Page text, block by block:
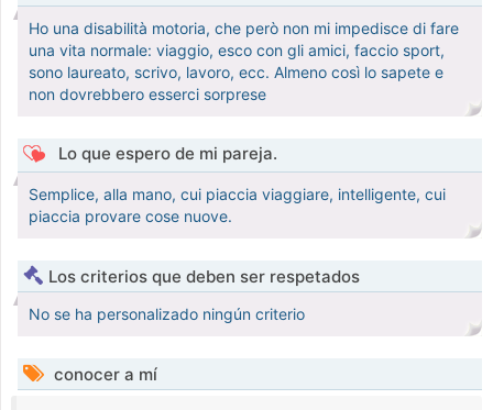
Ho una disabilità motoria, che però non mi impedisce di fare
una vita normale: viaggio, esco con gli amici, faccio sport,
sono laureato, scrivo, lavoro, ecc. Almeno così lo sapete e
non dovrebbero esserci sorprese
Lo que espero de mi pareja.
Semplice, alla mano, cui piaccia viaggiare, intelligente, cui
piaccia provare cose nuove.
Los criterios que deben ser respetados
No se ha personalizado ningún criterio
conocer a mí